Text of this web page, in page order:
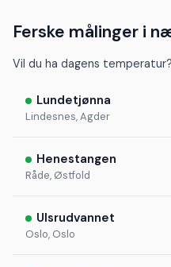
Ferske målinger i
Vil du ha dagens
Lundetjønna
Lindesnes, Agder
Henestangen
Råde, Østfold
Ulsrudvannet
Oslo, Oslo